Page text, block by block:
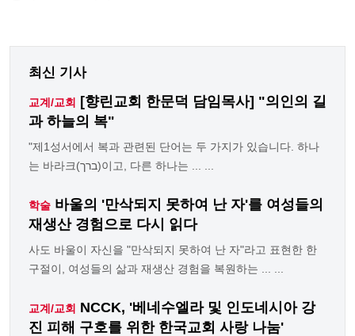
최신 기사
교계/교회 [향린교회 한문덕 담임목사] "의인의 길
과 하늘의 복"
"제1성서에서 복과 관련된 단어는 두 가지가 있습니다. 하나
는 바라크(ברך)이고, 다른 하나는 ... ...
학술 바울의 '만삭되지 못하여 난 자'를 여성들의
재생산 경험으로 다시 읽다
사도 바울이 자신을 "만삭되지 못하여 난 자"라고 표현한 한
구절이, 여성들의 삶과 재생산 경험을 복원하는 ... ...
교계/교회 NCCK, '베네수엘라 및 인도네시아 강
진 피해 구호를 위한 한국교회 사랑 나눔'